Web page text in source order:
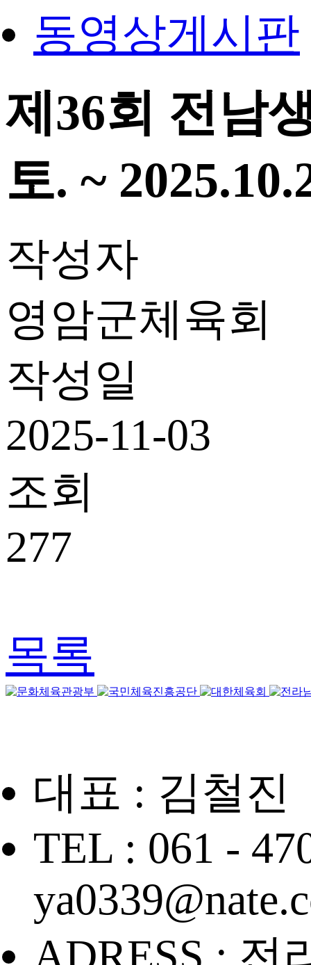
동영상게시판
제36회 전남
토. ~
작성자
영암군체육회
작성일
2025-11-03
조회
277
목록
대표 : 김철진
TEL : 061 -